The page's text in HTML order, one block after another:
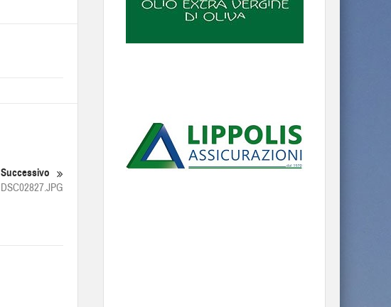
Successivo
DSC02827.JPG